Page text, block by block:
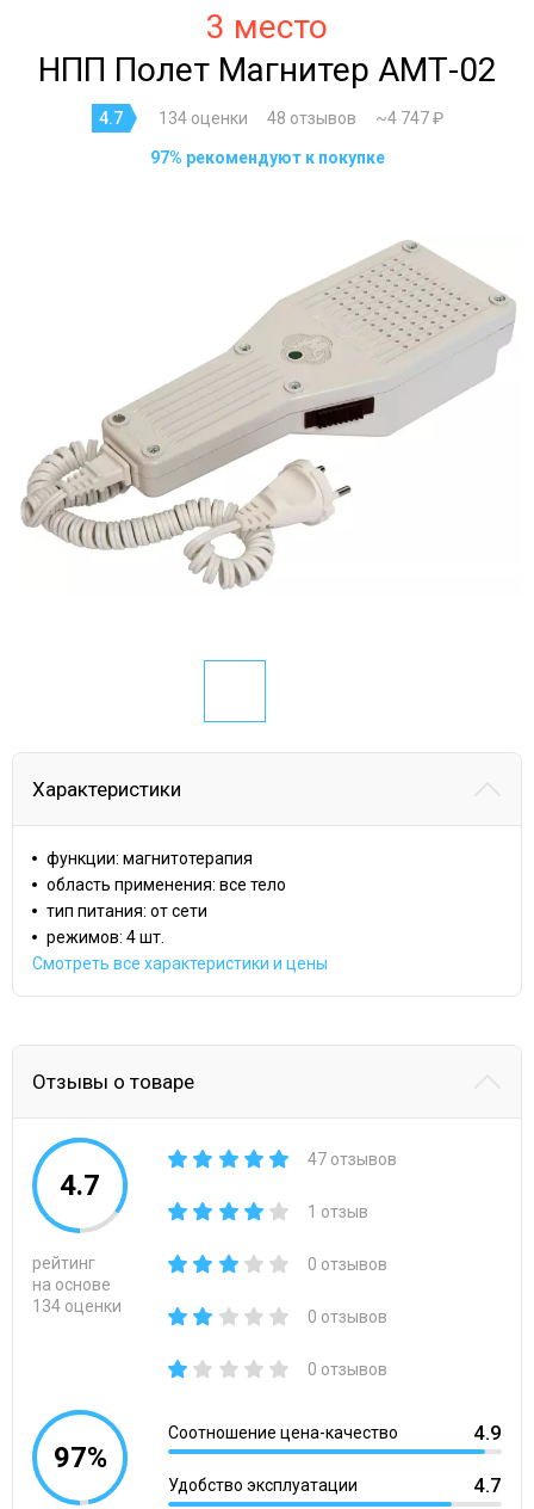
3 место
НПП Полет Магнитер АМТ-02
4.7 134 оценки 48 отзывов ~4 747 ₽
97% рекомендуют к покупке
Характеристики
функции: магнитотерапия
область применения: все тело
тип питания: от сети
режимов: 4 шт.
Смотреть все характеристики и цены
Отзывы о товаре
4.7
рейтинг
на основе
134 оценки
47 отзывов
1 отзыв
0 отзывов
0 отзывов
0 отзывов
97%
Соотношение цена-качество 4.9
Удобство эксплуатации 4.7